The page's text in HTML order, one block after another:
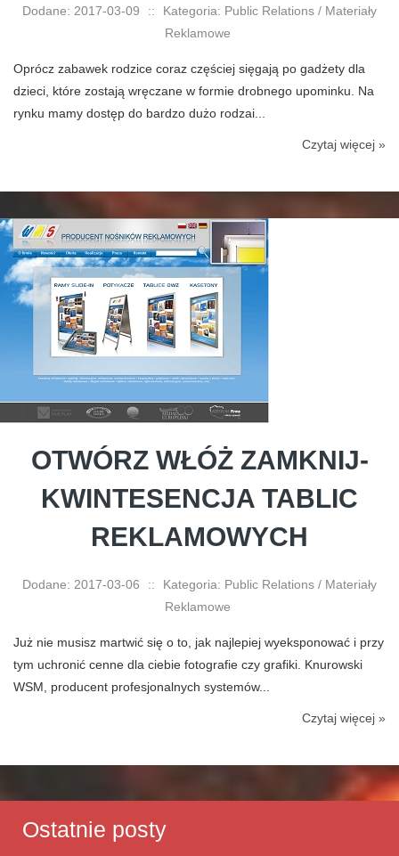
Dodane: 2017-03-09 ::
Kategoria: Public Relations / Materiały
Reklamowe
Oprócz zabawek rodzice coraz częściej sięgają po gadżety dla
dzieci, które zostają wręczane w formie drobnego upominku. Na
rynku mamy dostęp do bardzo dużo rodzai...
Czytaj więcej »
OTWÓRZ WŁÓŻ ZAMKNIJ-
KWINTESENCJA TABLIC
REKLAMOWYCH
Dodane: 2017-03-06 ::
Kategoria: Public Relations / Materiały
Reklamowe
Już nie musisz martwić się o to, jak najlepiej wyeksponować i przy
tym uchronić cenne dla ciebie fotografie czy grafiki. Knurowski
WSM, producent profesjonalnych systemów...
Czytaj więcej »
Ostatnie posty